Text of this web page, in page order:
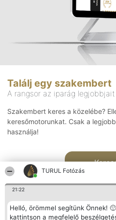
TURUL Fotózás
21:22
Helló, örömmel segítünk Önnek!
kattintson a megfelelő
Találj egy szakembert
A rangsor az iparág
Szakembert keres a közelébe?
keresőmotorunkat. Csak a
használja!